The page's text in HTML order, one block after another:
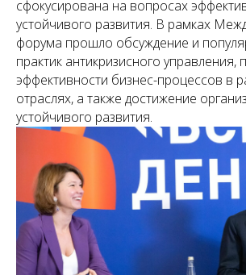
сфокусирована на вопросах
устойчивого развития. В рамках
форума прошло обсуждение и
практик антикризисного
эффективности бизнес-процессов в
отраслях, а также достижение
устойчивого развития.